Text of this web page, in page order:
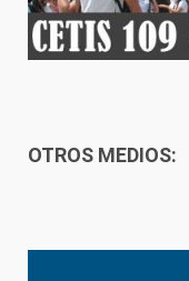
OTROS MEDIOS: